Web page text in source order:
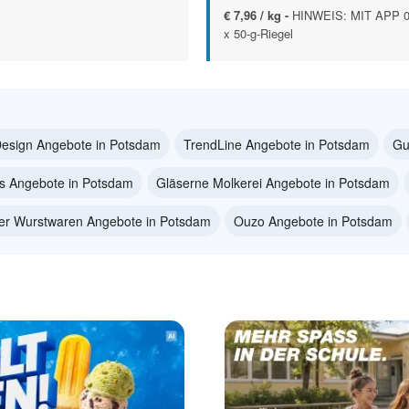
€ 7,96 / kg - HINWEIS: MIT APP
x 50-g-Riegel
Angebote in Potsdam TrendLine Angebote in Potsdam
Angebote in Potsdam Gläserne Molkerei Angebote in Potsdam
Wurstwaren Angebote in Potsdam Ouzo Angebote in Potsdam